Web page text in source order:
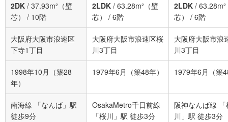
2DK / 37.93m²（壁
芯）
/ 10階
2LDK / 63.28m²（壁
芯）
/ 6階
2LDK /
芯）
/ 6階
大阪府大阪市浪速区
下寺1丁目
大阪府大阪市浪速区桜
川3丁目
大阪府大阪市浪
川3丁目
1998年10月（築28
年）
1979年6月（築48年） 1979年6月（築
南海線 「なんば」駅
徒歩9分
OsakaMetro千日前線
「桜川」駅 徒歩3分
阪神なんば線 「
川」駅 徒歩3分